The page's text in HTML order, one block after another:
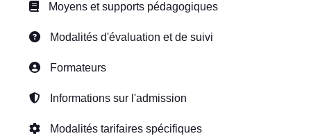
Moyens et supports pédagogiques
Modalités d'évaluation et de suivi
Formateurs
Informations sur l'admission
Modalités tarifaires spécifiques